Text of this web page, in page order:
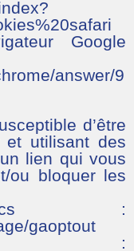
Google
answer/9
d’être
et utilisant des
lien qui vous
ou bloquer les
:
gaoptout
: